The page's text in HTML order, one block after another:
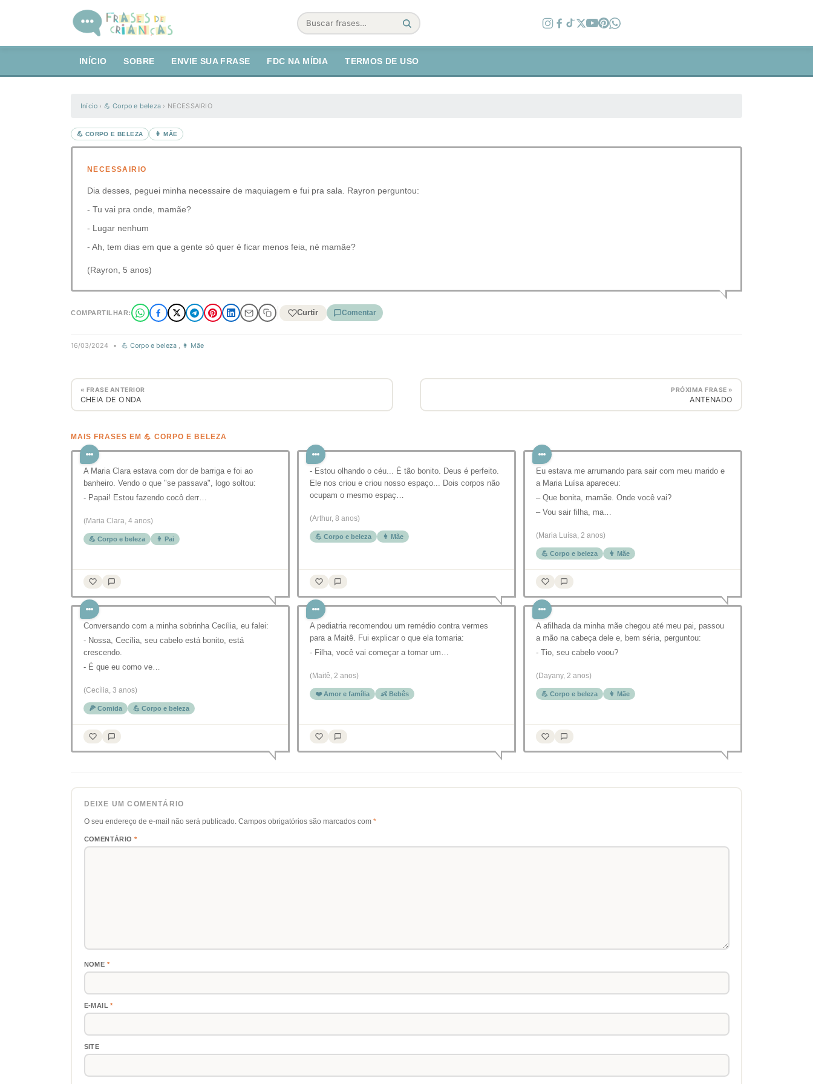
Buscar
INÍCIO SOBRE ENVIE SUA FRASE FDC NA MÍDIA TERMOS DE USO
Início › 💪 Corpo e beleza › NECESSAIRIO
💪 CORPO E BELEZA 👩 MÃE
NECESSAIRIO
Dia desses, peguei minha necessaire de maquiagem e fui pra sala. Rayron perguntou:
- Tu vai pra onde, mamãe?
- Lugar nenhum
- Ah, tem dias em que a gente só quer é ficar menos feia, né mamãe?
(Rayron, 5 anos)
COMPARTILHAR: Curtir Comentar
16/03/2024 • 💪 Corpo e beleza , 👩 Mãe
« FRASE ANTERIOR
CHEIA DE ONDA
PRÓXIMA FRASE »
ANTENADO
MAIS FRASES EM 💪 CORPO E BELEZA
A Maria Clara estava com dor de barriga e foi ao
banheiro. Vendo o que "se passava", logo soltou:
- Papai! Estou fazendo cocô derr…
(Maria Clara, 4 anos)
💪 Corpo e beleza 👨 Pai
- Estou olhando o céu... É tão bonito. Deus é perfeito.
Ele nos criou e criou nosso espaço... Dois corpos não
ocupam o mesmo espaç…
(Arthur, 8 anos)
💪 Corpo e beleza 👩 Mãe
Eu estava me arrumando para sair com meu marido e
a Maria Luísa apareceu:
– Que bonita, mamãe. Onde você vai?
– Vou sair filha, ma…
(Maria Luísa, 2 anos)
💪 Corpo e beleza 👩 Mãe
Conversando com a minha sobrinha Cecília, eu falei:⠀
- Nossa, Cecília, seu cabelo está bonito, está
crescendo.⠀
- É que eu como ve…
(Cecília, 3 anos)
🍕 Comida 💪 Corpo e beleza
A pediatria recomendou um remédio contra vermes
para a Maitê. Fui explicar o que ela tomaria:
- Filha, você vai começar a tomar um…
(Maitê, 2 anos)
❤️ Amor e família 👶 Bebês
A afilhada da minha mãe chegou até meu pai, passou
a mão na cabeça dele e, bem séria, perguntou:
- Tio, seu cabelo voou?
(Dayany, 2 anos)
💪 Corpo e beleza 👩 Mãe
DEIXE UM COMENTÁRIO
O seu endereço de e-mail não será publicado. Campos obrigatórios são marcados com *
COMENTÁRIO *
NOME *
E-MAIL*
SITE